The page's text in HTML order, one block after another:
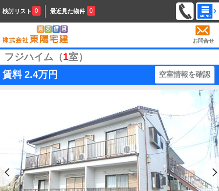
検討リスト 0 最近見た物件 0
お問合せ
フジハイム（1室）
賃料 2.4万円 空室情報を確認